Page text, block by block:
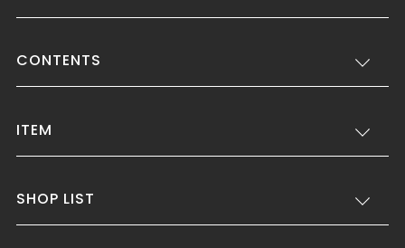
CONTENTS
ITEM
SHOP LIST